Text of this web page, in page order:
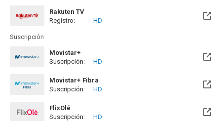
Rakuten TV
Registro:
HD
Suscripción
Movistar+
Disponible hasta el Mié, 31 Mar 2027 (Quedan 7 meses)
Suscripción: HD
Movistar+ Fibra
Disponible hasta el Mié, 31 Mar 2027 (Quedan 7 meses)
Suscripción: HD
FlixOlé
Suscripción:
HD